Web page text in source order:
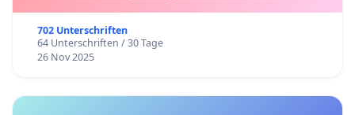
702 Unterschriften
64 Unterschriften / 30 Tage
26 Nov 2025